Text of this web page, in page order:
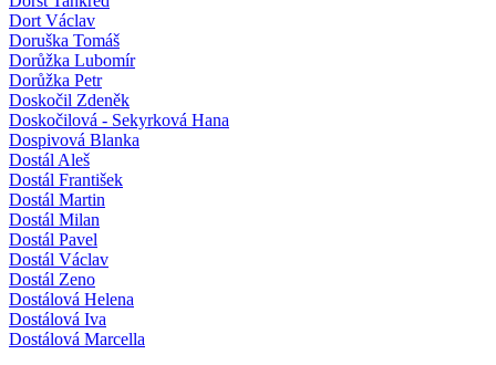
Dort Václav
Doruška Tomáš
Dorůžka Lubomír
Dorůžka Petr
Doskočil Zdeněk
Doskočilová - Sekyrková Hana
Dospivová Blanka
Dostál Aleš
Dostál František
Dostál Martin
Dostál Milan
Dostál Pavel
Dostál Václav
Dostál Zeno
Dostálová Helena
Dostálová Iva
Dostálová Marcella